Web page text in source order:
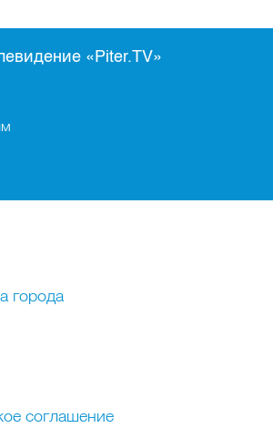
«Piter.TV»
города
соглашение